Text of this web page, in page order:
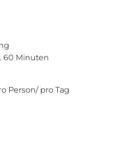
60 Minuten
Person/ pro Tag